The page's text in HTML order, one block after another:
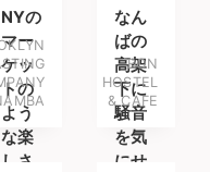
NYの
マー
ケッ
トの
よう
な楽
しさ
なん
ばの
高架
下に
騒音
を気
にせ
BON
HOSTEL
& CAFE